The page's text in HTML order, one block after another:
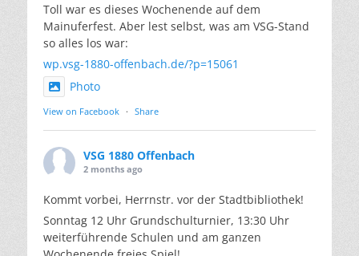
Toll war es dieses Wochenende auf dem
Mainuferfest. Aber lest selbst, was am VSG-Stand
so alles los war:
wp.vsg-1880-offenbach.de/?p=15061
Photo
View on Facebook · Share
VSG 1880 Offenbach
2 months ago
Kommt vorbei, Herrnstr. vor der Stadtbibliothek!
Sonntag 12 Uhr Grundschulturnier, 13:30 Uhr
weiterführende Schulen und am ganzen